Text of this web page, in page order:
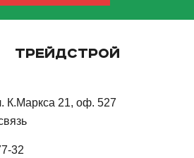
ТРЕЙДСТРОЙ
К.Маркса 21, оф. 527
32